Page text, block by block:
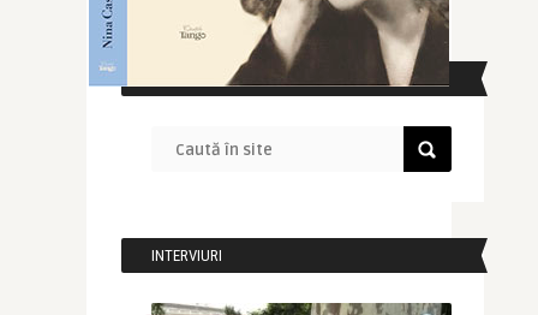
CAUTĂ ÎN SITE
INTERVIURI